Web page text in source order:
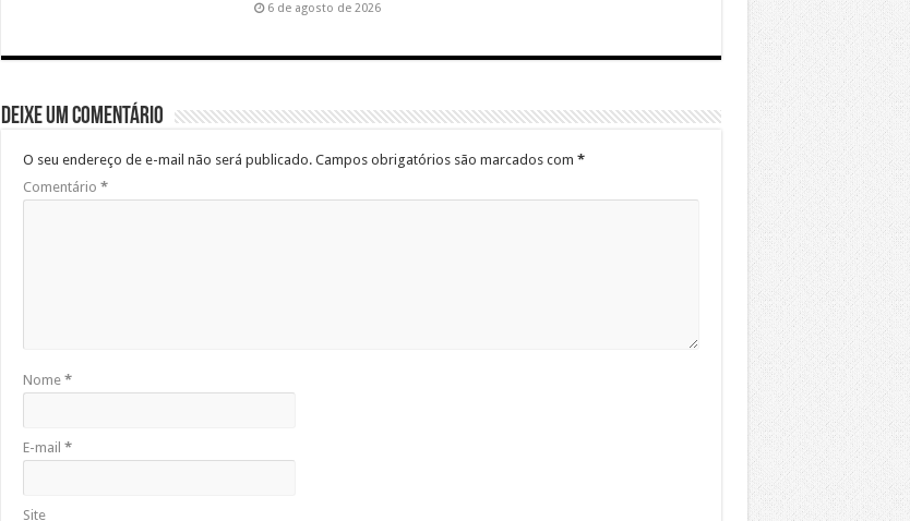
6 de agosto de 2026
Deixe um comentário
O seu endereço de e-mail não será publicado. Campos obrigatórios são marcados com *
Comentário *
Nome *
E-mail *
Site